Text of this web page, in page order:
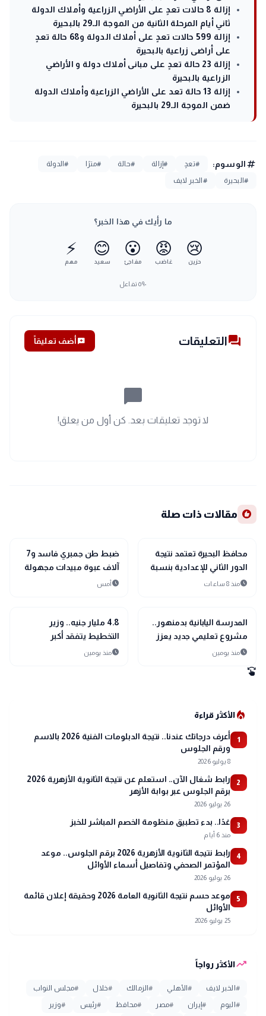
إزالة 8 حالات تعدٍ على الأراضي الزراعية وأملاك الدولة
ثاني أيام المرحلة الثانية من الموجة الـ29 بالبحيرة
إزالة 599 حالات تعدٍ على أملاك الدولة و68 حالة تعدٍ
على أراضى زراعية بالبحيرة
إزالة 23 حالة تعدٍ على مبانى أملاك دولة و الأراضي
الزراعية بالبحيرة
إزالة 13 حالة تعد على الأراضي الزراعية وأملاك الدولة
ضمن الموجة الـ29 بالبحيرة
tagالوسوم: #تعدٍ #إزالة #حالة #مترًا
#الدولة
#البحيرة
#الخبر لايف
ما رأيك في هذا الخبر؟
😢
حزين
😡
غاضب
😮
مفاجئ
😊
سعيد
⚡
مهم
٥٩٠تفاعل
forumالتعليقات add_commentأضف تعليقاً
chat_bubble_outline
لا توجد تعليقات بعد. كن أول من يعلق!
recommend مقالات ذات صلة
location_city
بحراوي
محافظ البحيرة تعتمد نتيجة
الدور الثاني للإعدادية بنسبة
نجاح 100%
scheduleمنذ 8 ساعات
location_city
بحراوي
ضبط طن جمبري فاسد و7
آلاف عبوة مبيدات مجهولة
المصدر بالبحيرة
scheduleأمس
location_city
بحراوي
المدرسة اليابانية بدمنهور..
مشروع تعليمي جديد يعزز
مستقبل التعليم في البحيرة
scheduleمنذ يومين
location_city
بحراوي4.8 مليار جنيه.. وزير
التخطيط يتفقد أكبر
المشروعات الصحية
scheduleمنذ يومين
swipe
local_fire_departmentالأكثر قراءة
1
أعرف درجاتك عندنا.. نتيجة الدبلومات الفنية 2026 بالاسم
ورقم الجلوس
8 يوليو 2026
2
رابط شغال الآن.. استعلم عن نتيجة الثانوية الأزهرية 2026
برقم الجلوس عبر بوابة الأزهر
26 يوليو 2026
3 غدًا.. بدء تطبيق منظومة الخصم المباشر للخبز
منذ 6 أيام
4
رابط نتيجة الثانوية الأزهرية 2026 برقم الجلوس.. موعد
المؤتمر الصحفي وتفاصيل أسماء الأوائل
26 يوليو 2026
5
موعد حسم نتيجة الثانوية العامة 2026 وحقيقة إعلان قائمة
الأوائل
25 يوليو 2026
trending_upالأكثر رواجاً
#الخبر لايف #الأهلي #الزمالك #خلال #مجلس النواب
#اليوم #إيران #مصر #محافظ #رئيس #وزير